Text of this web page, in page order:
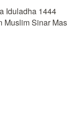
Iduladha 1444
Muslim Sinar Mas